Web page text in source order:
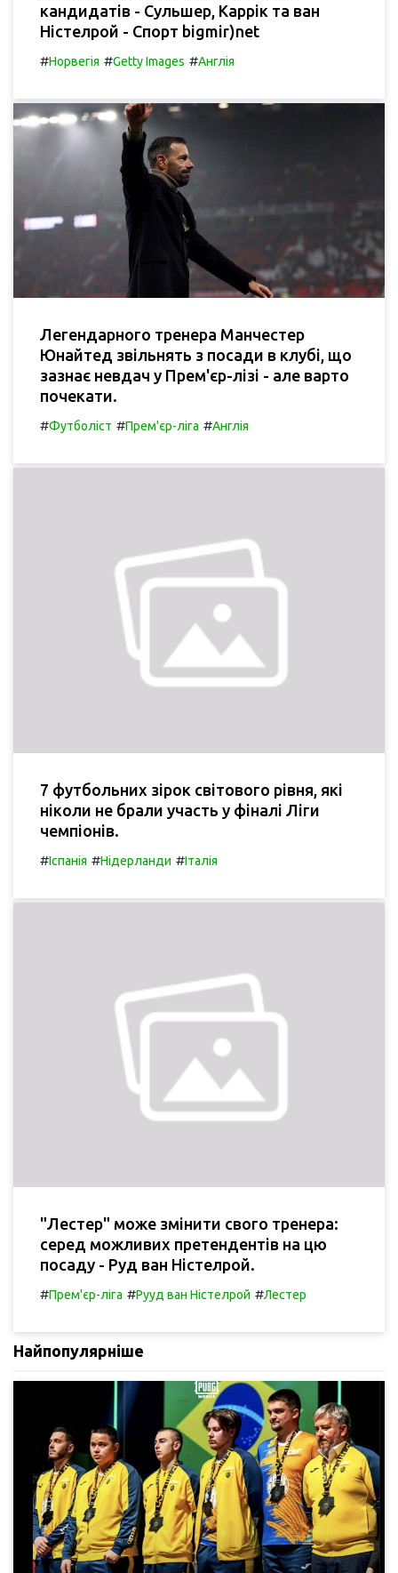
кандидатів - Сульшер, Каррік та ван
Ністелрой - Спорт bigmir)net
#Норвегія #Getty Images #Англія
Легендарного тренера Манчестер
Юнайтед звільнять з посади в клубі, що
зазнає невдач у Прем'єр-лізі - але варто
почекати.
#Футболіст #Прем'єр-ліга #Англія
7 футбольних зірок світового рівня, які
ніколи не брали участь у фіналі Ліги
чемпіонів.
#Іспанія #Нідерланди #Італія
"Лестер" може змінити свого тренера:
серед можливих претендентів на цю
посаду - Руд ван Ністелрой.
#Прем'єр-ліга #Рууд ван Ністелрой #Лестер
Найпопулярніше